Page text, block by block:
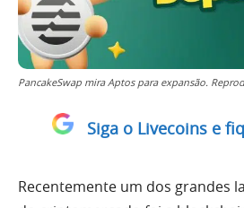
PancakeSwap mira Aptos para expansão.
Siga o Livecoins e
Recentemente um dos grandes